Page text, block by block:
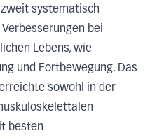
systematisch
bei
Lebens, wie
und Fortbewegung. Das
sowohl in der
besten